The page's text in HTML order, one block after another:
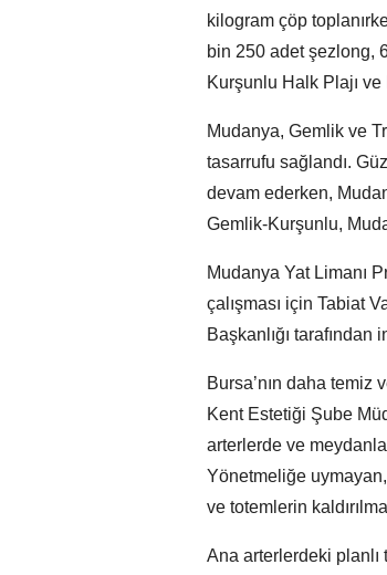
kilogram çöp
bin 250 adet şezlong,
Kurşunlu Halk Plajı ve
Mudanya, Gemlik ve
tasarrufu sağlandı.
devam ederken,
Gemlik-Kurşunlu,
Mudanya Yat Limanı
çalışması için Tabiat
Başkanlığı tarafından
Bursa’nın daha temiz
Kent Estetiği Şube
arterlerde ve
Yönetmeliğe
ve totemlerin
Ana arterlerdeki planlı